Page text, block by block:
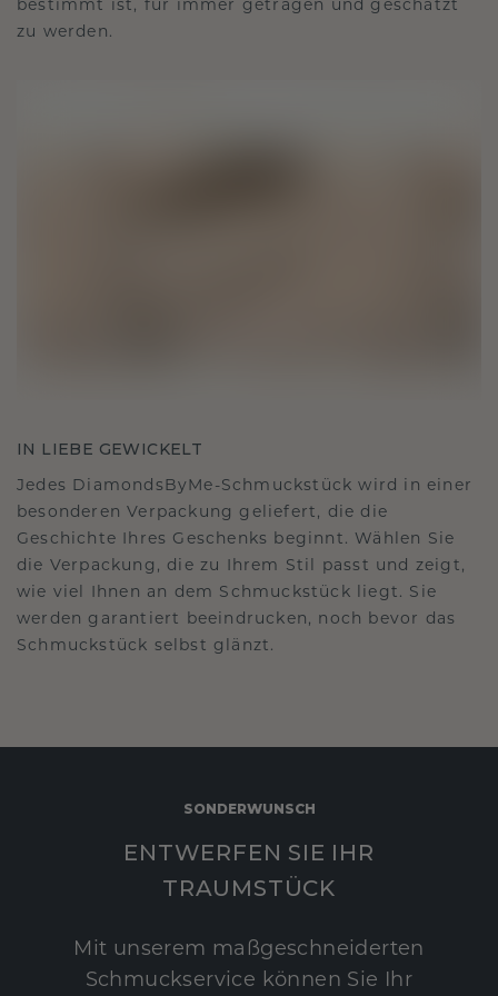
bestimmt ist, für immer getragen und geschätzt
zu werden.
IN LIEBE GEWICKELT
Jedes DiamondsByMe-Schmuckstück wird in einer
besonderen Verpackung geliefert, die die
Geschichte Ihres Geschenks beginnt. Wählen Sie
die Verpackung, die zu Ihrem Stil passt und zeigt,
wie viel Ihnen an dem Schmuckstück liegt. Sie
werden garantiert beeindrucken, noch bevor das
Schmuckstück selbst glänzt.
SONDERWUNSCH
ENTWERFEN SIE IHR
TRAUMSTÜCK
Mit unserem maßgeschneiderten
Schmuckservice können Sie Ihr